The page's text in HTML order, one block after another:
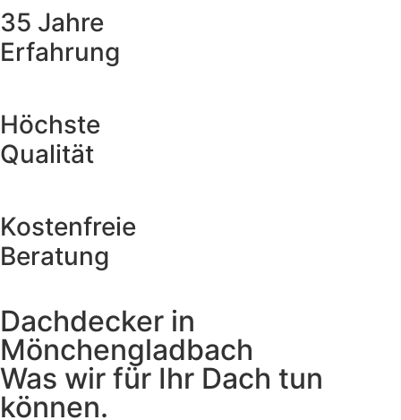
35 Jahre
Erfahrung
Höchste
Qualität
Kostenfreie
Beratung
Dachdecker in
Mönchengladbach
Was wir für Ihr Dach tun
können.